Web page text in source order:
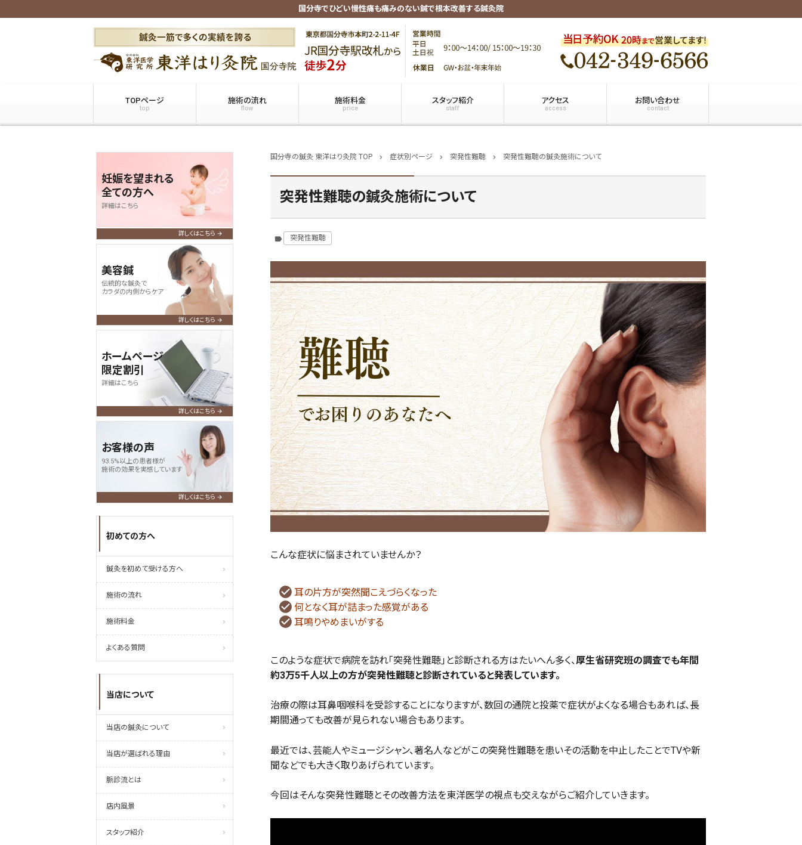
国分寺でひどい慢性痛も痛みのない鍼で根本改善する鍼灸院
TOPページ
top
施術の流れ
flow
施術料金
price
スタッフ紹介
staff
アクセス
access
お問い合わせ
contact
国分寺の鍼灸 東洋はり灸院 TOP chevron_right 症状別ページ chevron_right 突発性難聴 chevron_right 突発性難聴の鍼灸施術について
突発性難聴の鍼灸施術について
label 突発性難聴
こんな症状に悩まされていませんか？
耳の片方が突然聞こえづらくなった
何となく耳が詰まった感覚がある
耳鳴りやめまいがする
このような症状で病院を訪れ「突発性難聴」と診断される方はたいへん多く、 厚生省研究班の調査でも年間
約3万5千人以上の方が突発性難聴と診断されていると発表しています。
治療の際は耳鼻咽喉科を受診することになりますが、数回の通院と投薬で症状がよくなる場合もあれば、長
期間通っても改善が見られない場合もあります。
最近では、芸能人やミュージシャン、著名人などがこの突発性難聴を患いその活動を中止したことでTVや新
聞などでも大きく取りあげられています。
今回はそんな突発性難聴とその改善方法を東洋医学の視点も交えながらご紹介していきます。
妊娠を望まれる
全ての方へ
詳細はこちら
詳しくはこちら
美容鍼
伝統的な鍼灸で
カラダの内側からケア
詳しくはこちら
ホームページ
限定割引
詳細はこちら
詳しくはこちら
お客様の声
93.5%以上の患者様が
施術の効果を実感しています
詳しくはこちら
初めての方へ
鍼灸を初めて受ける方へ
施術の流れ
施術料金
よくある質問
当店について
当店の鍼灸について
当店が選ばれる理由
脈診流とは
店内風景
スタッフ紹介